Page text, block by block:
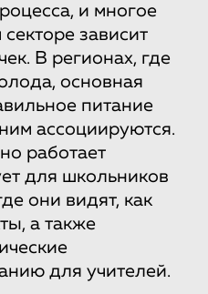
и многое
зависит
В регионах, где
основная
питание
ассоциируются.
работает
для школьников
они видят, как
а также
для учителей.